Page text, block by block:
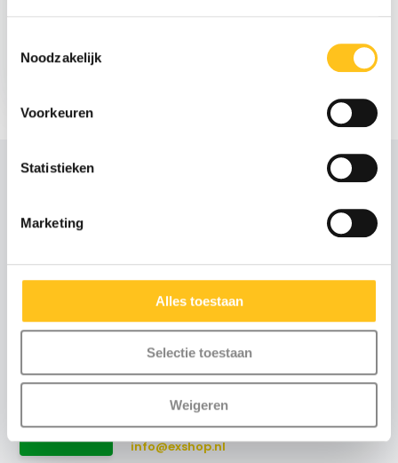
Noodzakelijk
Voorkeuren
Statistieken
Marketing
Alles toestaan
Selectie toestaan
Weigeren
€ 122,-
Neem contact met ons
8:30 uur tot 17:00 uur (telefonisch)
Weekend: via email
Contact
+31 (0)115-700502
info@exshop.nl